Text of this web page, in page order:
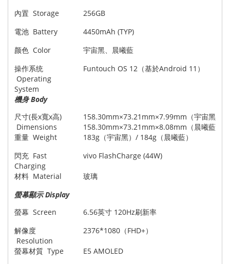
內置 Storage
256GB
電池 Battery
4450mAh (TYP)
颜色 Color
宇宙黑、晨曦藍
操作系统
Operating
System
Funtouch OS 12（基於Android 11）
機身 Body
尺寸(長x寬x高)
Dimensions
158.30mm×73.21mm×7.99mm（宇宙黑）/
158.30mm×73.21mm×8.08mm（晨曦藍）
重量 Weight
183g（宇宙黑）/ 184g（晨曦藍）
閃充 Fast
Charging
vivo FlashCharge (44W)
材料 Material
玻璃
螢幕顯示 Display
螢幕 Screen
6.56英寸 120Hz刷新率
解像度
Resolution
2376*1080（FHD+）
螢幕材質 Type
E5 AMOLED